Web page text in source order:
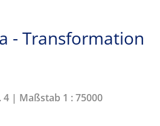
- Transformation
4 | Maßstab 1 : 75000